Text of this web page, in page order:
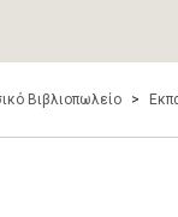
Βιβλιοπωλείο >